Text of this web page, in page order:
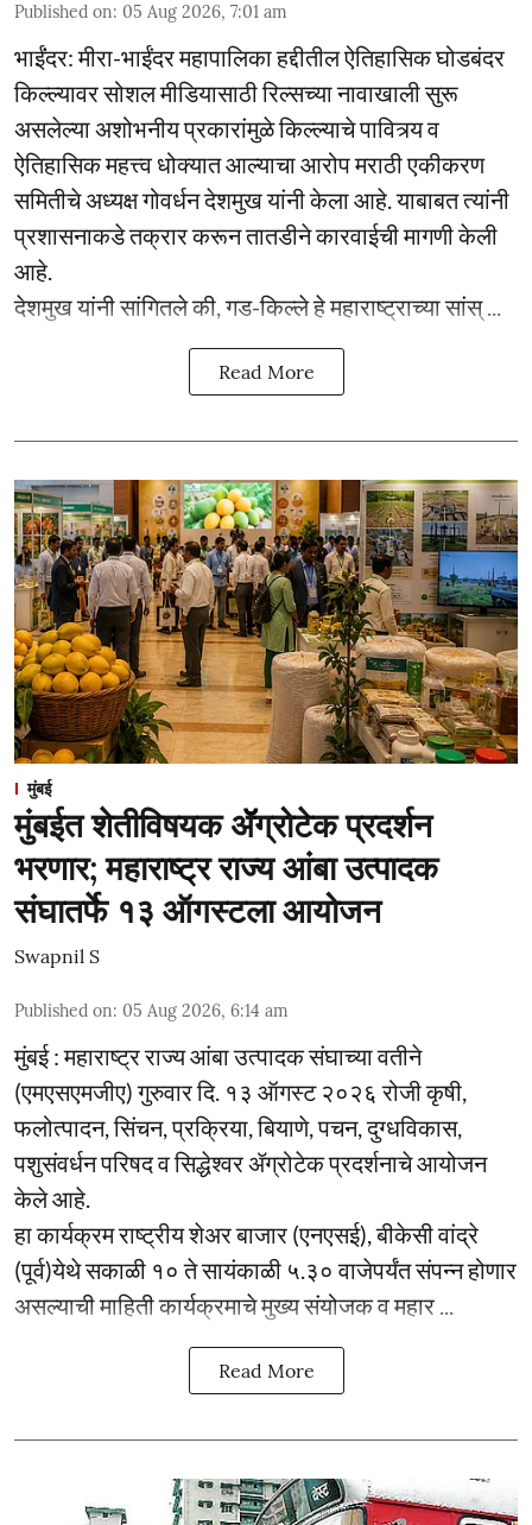
Published on: 05 Aug 2026, 7:01 am
भाईंंदर: मीरा-भाईंदर महापालिका हद्दीतील ऐतिहासिक घोडबंदर
किल्ल्यावर सोशल मीडियासाठी रिल्सच्या नावाखाली सुरू
असलेल्या अशोभनीय प्रकारांमुळे किल्ल्याचे पावित्र्य व
ऐतिहासिक महत्त्व धोक्यात आल्याचा आरोप मराठी एकीकरण
समितीचे अध्यक्ष गोवर्धन देशमुख यांनी केला आहे. याबाबत त्यांनी
प्रशासनाकडे तक्रार करून तातडीने कारवाईची मागणी केली
आहे.
देशमुख यांनी सांगितले की, गड-किल्ले हे महाराष्ट्राच्या सांस् ...
Read More
मुंबई
मुंबईत शेतीविषयक ॲॅग्रोटेक प्रदर्शन
भरणार; महाराष्ट्र राज्य आंबा उत्पादक
संघातर्फे १३ ऑगस्टला आयोजन
Swapnil S
Published on: 05 Aug 2026, 6:14 am
मुंबई : महाराष्ट्र राज्य आंबा उत्पादक संघाच्या वतीने
(एमएसएमजीए) गुरुवार दि. १३ ऑगस्ट २०२६ रोजी कृषी,
फलोत्पादन, सिंचन, प्रक्रिया, बियाणे, पचन, दुग्धविकास,
पशुसंवर्धन परिषद व सिद्धेश्वर ॲग्रोटेक प्रदर्शनाचे आयोजन
केले आहे.
हा कार्यक्रम राष्ट्रीय शेअर बाजार (एनएसई), बीकेसी वांद्रे
(पूर्व)येथे सकाळी १० ते सायंकाळी ५.३० वाजेपर्यंत संपन्न होणार
असल्याची माहिती कार्यक्रमाचे मुख्य संयोजक व महार ...
Read More